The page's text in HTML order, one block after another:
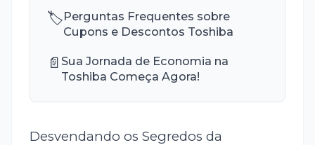
🏷️Perguntas Frequentes sobre
Cupons e Descontos Toshiba
📄 Sua Jornada de Economia na
Toshiba Começa Agora!
Desvendando os Segredos da